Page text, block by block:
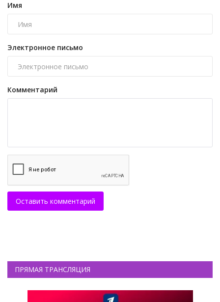
Имя
Электронное письмо
Комментарий
Оставить комментарий
ПРЯМАЯ ТРАНСЛЯЦИЯ